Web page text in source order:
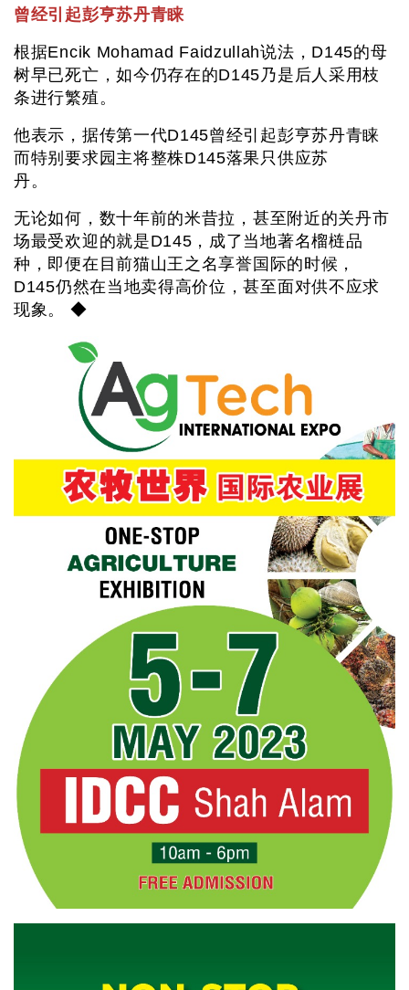
曾经引起彭亨苏丹青睐
根据Encik Mohamad Faidzullah说法，D145的母
树早已死亡，如今仍存在的D145乃是后人采用枝
条进行繁殖。
他表示，据传第一代D145曾经引起彭亨苏丹青睐
而特别要求园主将整株D145落果只供应苏
丹。
无论如何，数十年前的米昔拉，甚至附近的关丹市
场最受欢迎的就是D145，成了当地著名榴梿品
种，即便在目前猫山王之名享誉国际的时候，
D145仍然在当地卖得高价位，甚至面对供不应求
现象。 ◆